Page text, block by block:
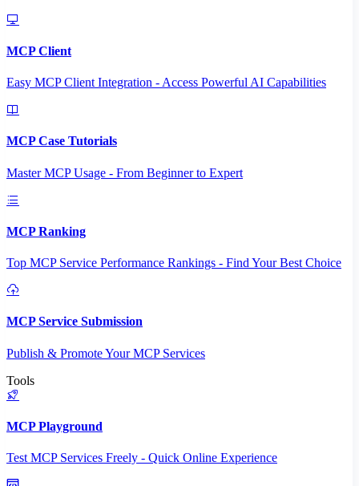
MCP Client
Easy MCP Client Integration - Access Powerful AI Capabilities
MCP Case Tutorials
Master MCP Usage - From Beginner to Expert
MCP Ranking
Top MCP Service Performance Rankings - Find Your Best Choice
MCP Service Submission
Publish & Promote Your MCP Services
Tools
MCP Playground
Test MCP Services Freely - Quick Online Experience